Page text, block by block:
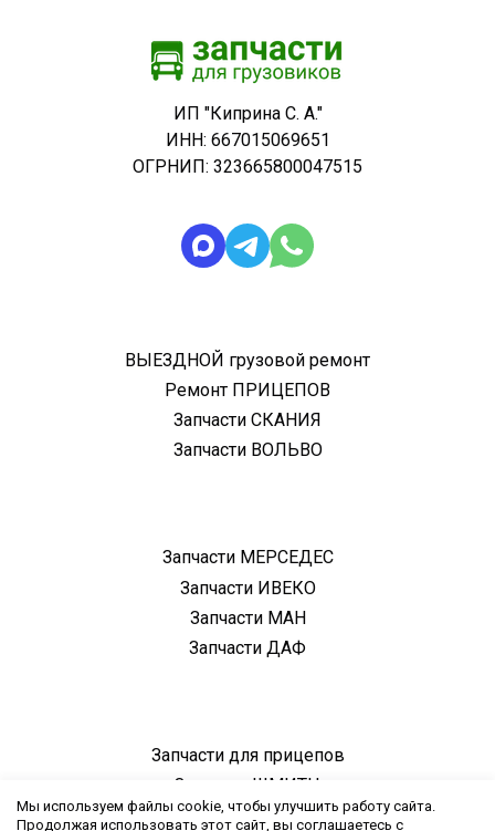
ИП "Киприна С. А."
ИНН: 667015069651
ОГРНИП: 323665800047515
ВЫЕЗДНОЙ грузовой ремонт
Ремонт ПРИЦЕПОВ
Запчасти СКАНИЯ
Запчасти ВОЛЬВО
Запчасти МЕРСЕДЕС
Запчасти ИВЕКО
Запчасти МАН
Запчасти ДАФ
Запчасти для прицепов
Запчасти ШМИТЦ
Запчасти БПВ
Мы используем файлы cookie, чтобы улучшить работу сайта.
Продолжая использовать этот сайт, вы соглашаетесь с